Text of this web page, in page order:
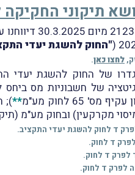
תיקוני
"החוק להשגת יעדי
לחצו כאן.
של חשבוניות מס
מס' 65 לחוק מע"מ
**
ד לחוק להשגת יעדי התקציב.
ד לחוק.
לפרק ד לחוק.
לפרק ד לחוק.